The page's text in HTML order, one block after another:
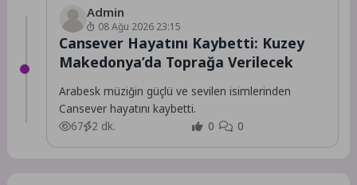
Admin
08 Ağu 2026 23:15
Cansever Hayatını Kaybetti: Kuzey
Makedonya’da Toprağa Verilecek
Arabesk müziğin güçlü ve sevilen isimlerinden
Cansever hayatını kaybetti.
67
2 dk. 0 0